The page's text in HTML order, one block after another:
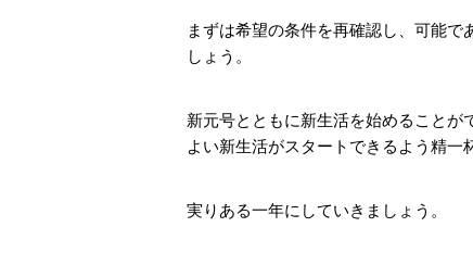
まずは希望の条件を再確認し、可能
しょう。
新元号とともに新生活を始めることが
よい新生活がスタートできるよう精一
実りある一年にしていきましょう。